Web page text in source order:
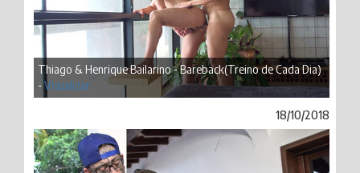
Thiago & Henrique Bailarino - Bareback(Treino de Cada Dia)
-Visualizar
18/10/2018